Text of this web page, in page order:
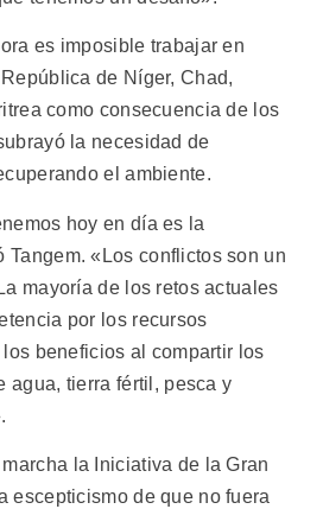
es imposible trabajar en
de Níger, Chad,
como consecuencia de los
la necesidad de
el ambiente.
hoy en día es la
Tangem. «Los conflictos son un
mayoría de los retos actuales
por los recursos
beneficios al compartir los
agua, tierra fértil, pesca y
la Iniciativa de la Gran
escepticismo de que no fuera